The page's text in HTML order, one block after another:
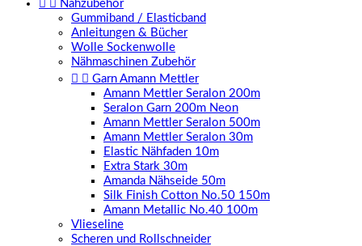
  Nähzubehör
Gummiband / Elasticband
Anleitungen & Bücher
Wolle Sockenwolle
Nähmaschinen Zubehör
  Garn Amann Mettler
Amann Mettler Seralon 200m
Seralon Garn 200m Neon
Amann Mettler Seralon 500m
Amann Mettler Seralon 30m
Elastic Nähfaden 10m
Extra Stark 30m
Amanda Nähseide 50m
Silk Finish Cotton No.50 150m
Amann Metallic No.40 100m
Vlieseline
Scheren und Rollschneider